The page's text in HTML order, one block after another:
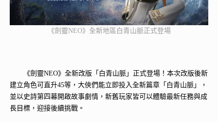
《劍靈NEO》全新地區白青山脈正式登場
《劍靈NEO》全新改版「白青山脈」正式登場！本次改版後新
建立角色可直升45等，大俠們能立即投入全新篇章「白青山脈」，
並以史詩第四幕開啟故事劇情，新舊玩家皆可以體驗最新任務與成
長目標，迎接後續挑戰。